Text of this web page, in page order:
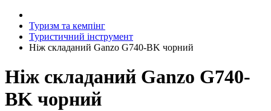
Туризм та кемпінг
Туристичний інструмент
Ніж складаний Ganzo G740-BK чорний
Ніж складаний Ganzo G740-
BK чорний